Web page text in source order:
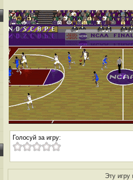
Голосуй за игру:
Эту